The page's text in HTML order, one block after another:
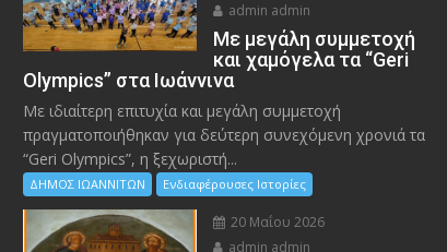
admin admin
Με μεγάλη συμμετοχή
και χαμόγελα τα “Geri
Olympics” στα Ιωάννινα
Με ιδιαίτερη επιτυχία και μεγάλη συμμετοχή
πραγματοποιήθηκαν για δεύτερη συνεχόμενη χρονιά τα
“Geri Olympics”, η ξεχωριστή...
ΔΗΜΟΣ ΙΩΑΝΝΙΤΩΝ Ενδιαφέρουσες Ιστορίες
20 Μαΐου 2026
admin admin